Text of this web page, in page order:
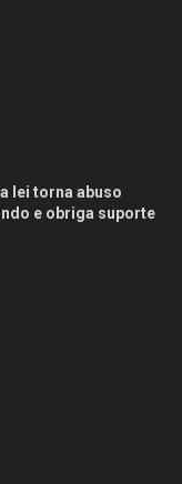
lei torna abuso
e obriga suporte